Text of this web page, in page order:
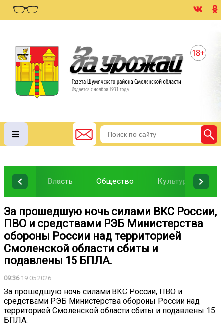
Власть Общество Культура
За прошедшую ночь силами ВКС России,
ПВО и средствами РЭБ Министерства
обороны России над территорией
Смоленской области сбиты и
подавлены 15 БПЛА.
09:3619.05.2026
За прошедшую ночь силами ВКС России, ПВО и
средствами РЭБ Министерства обороны России над
территорией Смоленской области сбиты и подавлены 15
БПЛА.